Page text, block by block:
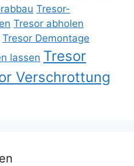
Tresor-
Tresor abholen
Tresor Demontage
lassen Tresor
Verschrottung